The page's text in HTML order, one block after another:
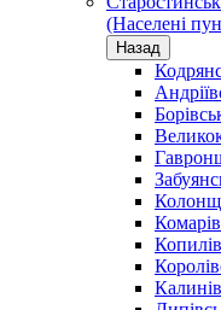
(Населені
Назад